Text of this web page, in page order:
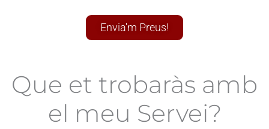
Envia'm Preus!
Que et trobaràs amb
el meu Servei?